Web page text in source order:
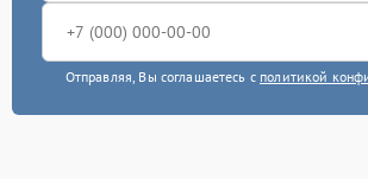
Отправляя, Вы соглашаетесь с политикой